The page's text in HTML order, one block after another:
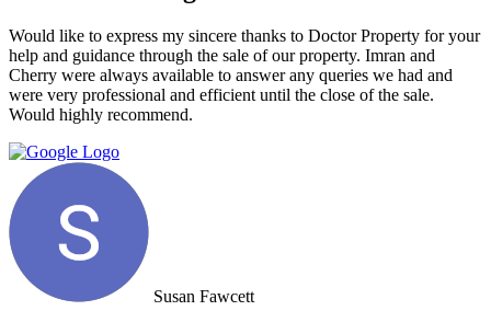
Would like to express my sincere thanks to Doctor Property for your
help and guidance through the sale of our property. Imran and
Cherry were always available to answer any queries we had and
were very professional and efficient until the close of the sale.
Would highly recommend.
Susan Fawcett